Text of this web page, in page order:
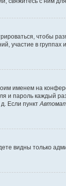
чтобы
в группах
именем на
и пароль каждый
Если пункт
видны только